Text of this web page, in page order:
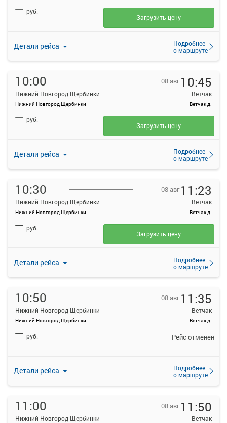
Детали рейса
Подробнее
о маршруте
— руб.
Загрузить цену
10:00
Нижний Новгород Щербинки
Нижний Новгород Щербинки
08 авг 10:45
Ветчак
Ветчак д.
Детали рейса
Подробнее
о маршруте
— руб.
Загрузить цену
10:30
Нижний Новгород Щербинки
Нижний Новгород Щербинки
08 авг 11:23
Ветчак
Ветчак д.
Детали рейса
Подробнее
о маршруте
— руб.
Загрузить цену
10:50
Нижний Новгород Щербинки
Нижний Новгород Щербинки
08 авг 11:35
Ветчак
Ветчак д.
Детали рейса
Подробнее
о маршруте
— руб. Рейс отменен
11:00
Нижний Новгород Щербинки
08 авг 11:50
Ветчак